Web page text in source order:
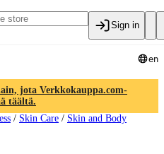
Sign in
en
jota Verkkokauppa.com-
täältä.
/ Skin Care / Skin and Body